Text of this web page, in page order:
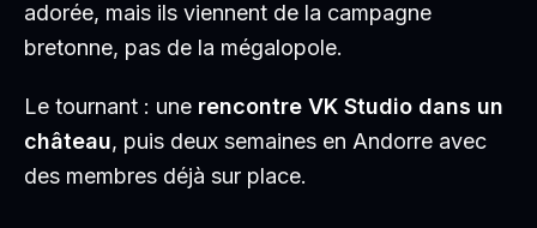
adorée, mais ils viennent de la campagne
bretonne, pas de la mégalopole.
Le tournant : une rencontre VK Studio dans un
château, puis deux semaines en Andorre avec
des membres déjà sur place.